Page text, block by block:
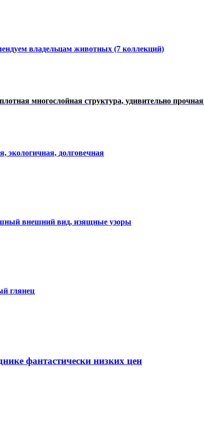
владельцам животных (7 коллекций)
многослойная структура, удивительно прочная
экологичная, долговечная
внешний вид, изящные узоры
глянец
фантастически низких цен